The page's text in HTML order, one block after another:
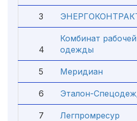
3
4
Комбинат рабочей
одежды
5 Меридиан
6 Эталон-
7 Легпромресур